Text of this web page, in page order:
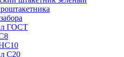
ГОСТ
С20